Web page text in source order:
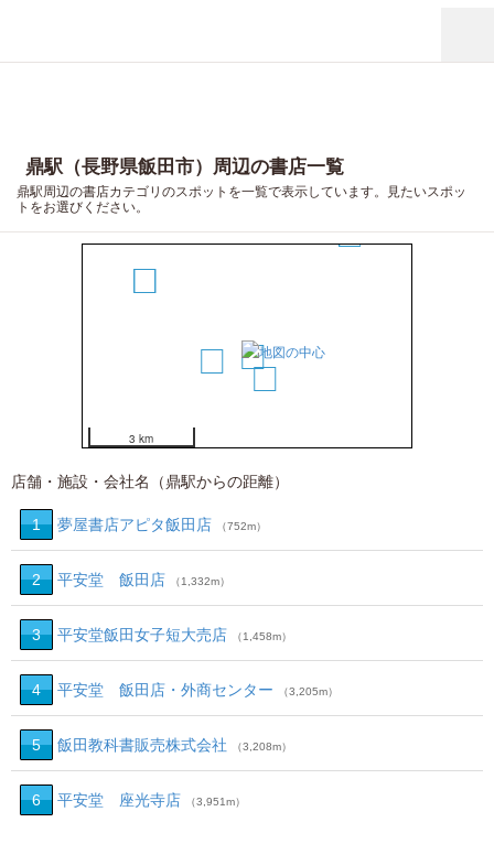
鼎駅（長野県飯田市）周辺の書店一覧
鼎駅周辺の書店カテゴリのスポットを一覧で表示しています。見たいスポッ
トをお選びください。
1
6
3 km
店舗・施設・会社名（鼎駅からの距離）
1 夢屋書店アピタ飯田店 （752m）
2 平安堂 飯田店 （1,332m）
3 平安堂飯田女子短大売店 （1,458m）
4 平安堂 飯田店・外商センター （3,205m）
5 飯田教科書販売株式会社 （3,208m）
6 平安堂 座光寺店 （3,951m）